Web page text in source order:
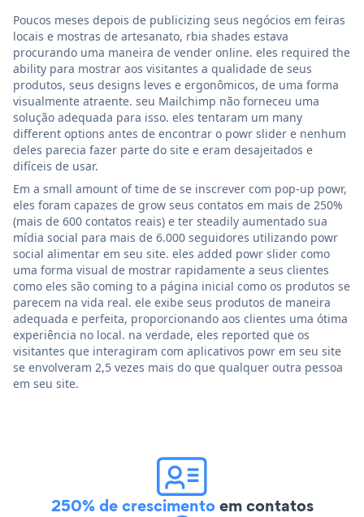
Poucos meses depois de publicizing seus negócios em feiras
locais e mostras de artesanato, rbia shades estava
procurando uma maneira de vender online. eles required the
ability para mostrar aos visitantes a qualidade de seus
produtos, seus designs leves e ergonômicos, de uma forma
visualmente atraente. seu Mailchimp não forneceu uma
solução adequada para isso. eles tentaram um many
different options antes de encontrar o powr slider e nenhum
deles parecia fazer parte do site e eram desajeitados e
difíceis de usar.
Em a small amount of time de se inscrever com pop-up powr,
eles foram capazes de grow seus contatos em mais de 250%
(mais de 600 contatos reais) e ter steadily aumentado sua
mídia social para mais de 6.000 seguidores utilizando powr
social alimentar em seu site. eles added powr slider como
uma forma visual de mostrar rapidamente a seus clientes
como eles são coming to a página inicial como os produtos se
parecem na vida real. ele exibe seus produtos de maneira
adequada e perfeita, proporcionando aos clientes uma ótima
experiência no local. na verdade, eles reported que os
visitantes que interagiram com aplicativos powr em seu site
se envolveram 2,5 vezes mais do que qualquer outra pessoa
em seu site.
250% de crescimentoem contatos